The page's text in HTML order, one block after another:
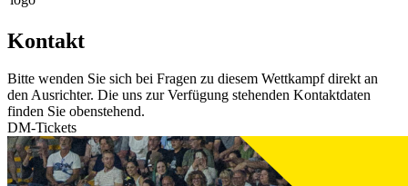
Kontakt
Bitte wenden Sie sich bei Fragen zu diesem Wettkampf direkt an
den Ausrichter. Die uns zur Verfügung stehenden Kontaktdaten
finden Sie obenstehend.
DM-Tickets